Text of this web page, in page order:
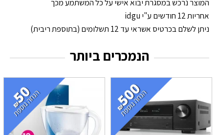
המוצר נרכש במסגרת יבוא אישי על כל המשתמע מכך
אחריות 12 חודשים ע"י idgu
ניתן לשלם בכרטיס אשראי עד 12 תשלומים (בתוספת ריבית)
הנמכרים ביותר